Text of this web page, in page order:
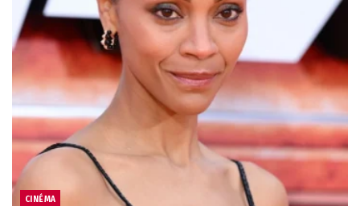
CINÉMA